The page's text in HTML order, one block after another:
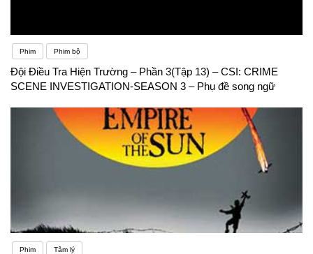
Phim Phim bộ
Đội Điều Tra Hiện Trường – Phần 3(Tập 13) – CSI: CRIME
SCENE INVESTIGATION-SEASON 3 – Phụ đề song ngữ
Phim Tâm lý